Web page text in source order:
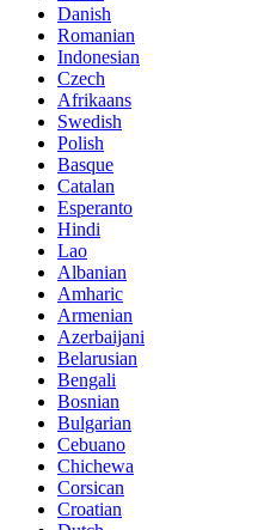
Danish
Romanian
Indonesian
Czech
Afrikaans
Swedish
Polish
Basque
Catalan
Esperanto
Hindi
Lao
Albanian
Amharic
Armenian
Azerbaijani
Belarusian
Bengali
Bosnian
Bulgarian
Cebuano
Chichewa
Corsican
Croatian